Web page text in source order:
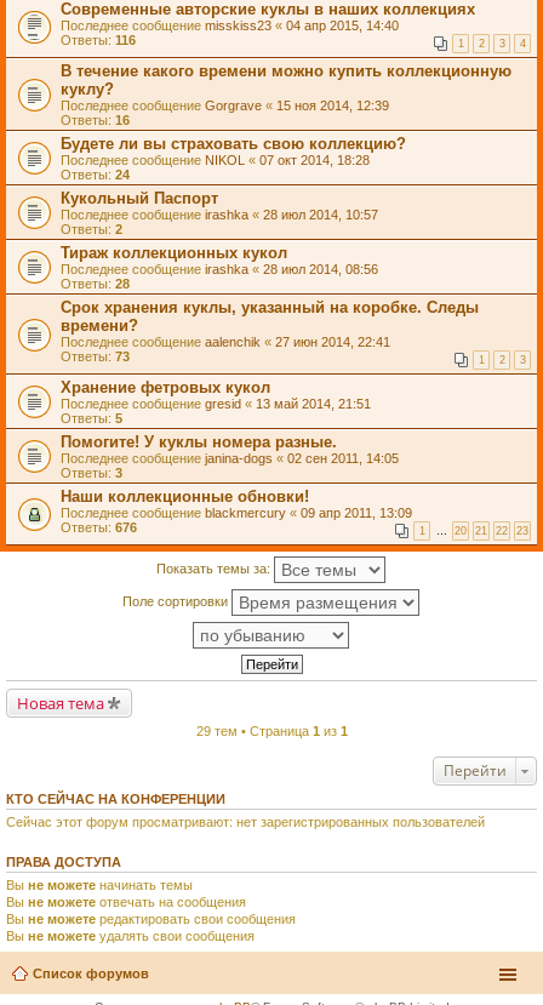
Современные авторские куклы в наших коллекциях
Последнее сообщение misskiss23 « 04 апр 2015, 14:40
Ответы: 116 1 2 3 4
В течение какого времени можно купить коллекционную
куклу?
Последнее сообщение Gorgrave « 15 ноя 2014, 12:39
Ответы: 16
Будете ли вы страховать свою коллекцию?
Последнее сообщение NIKOL « 07 окт 2014, 18:28
Ответы: 24
Кукольный Паспорт
Последнее сообщение irashka « 28 июл 2014, 10:57
Ответы: 2
Тираж коллекционных кукол
Последнее сообщение irashka « 28 июл 2014, 08:56
Ответы: 28
Срок хранения куклы, указанный на коробке. Следы
времени?
Последнее сообщение aalenchik « 27 июн 2014, 22:41
Ответы: 73 1 2 3
Хранение фетровых кукол
Последнее сообщение gresid « 13 май 2014, 21:51
Ответы: 5
Помогите! У куклы номера разные.
Последнее сообщение janina-dogs « 02 сен 2011, 14:05
Ответы: 3
Наши коллекционные обновки!
Последнее сообщение blackmercury « 09 апр 2011, 13:09
Ответы: 676 1 … 20 21 22 23
Показать темы за:
Поле сортировки
Новая тема
29 тем • Страница 1 из 1
Перейти
КТО СЕЙЧАС НА КОНФЕРЕНЦИИ
Сейчас этот форум просматривают: нет зарегистрированных пользователей
ПРАВА ДОСТУПА
Вы не можете начинать темы
Вы не можете отвечать на сообщения
Вы не можете редактировать свои сообщения
Вы не можете удалять свои сообщения
Список форумов